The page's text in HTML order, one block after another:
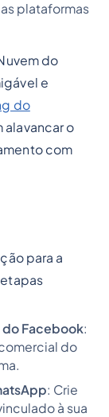
plataformas
do
e
do
alavancar o
com
para a
Facebook:
do
: Crie
à sua